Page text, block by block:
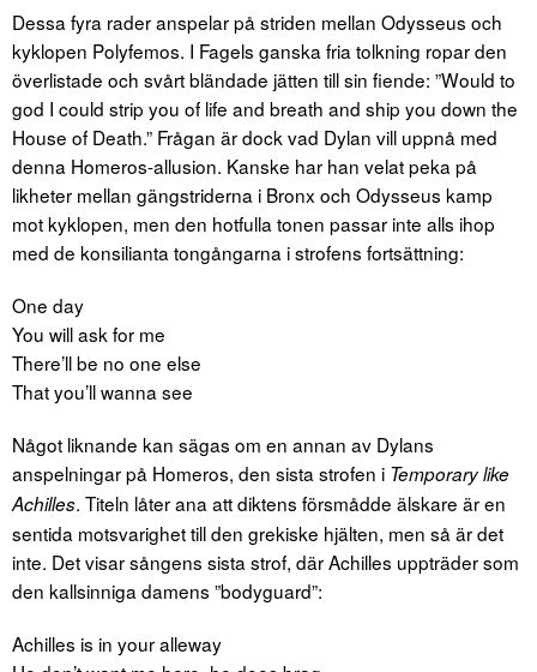
Dessa fyra rader anspelar på striden mellan Odysseus och
kyklopen Polyfemos. I Fagels ganska fria tolkning ropar den
överlistade och svårt bländade jätten till sin fiende: ”Would to
god I could strip you of life and breath and ship you down the
House of Death.” Frågan är dock vad Dylan vill uppnå med
denna Homeros-allusion. Kanske har han velat peka på
likheter mellan gängstriderna i Bronx och Odysseus kamp
mot kyklopen, men den hotfulla tonen passar inte alls ihop
med de konsilianta tongångarna i strofens fortsättning:
One day
You will ask for me
There’ll be no one else
That you’ll wanna see
Något liknande kan sägas om en annan av Dylans
anspelningar på Homeros, den sista strofen i Temporary like
Achilles. Titeln låter ana att diktens försmådde älskare är en
sentida motsvarighet till den grekiske hjälten, men så är det
inte. Det visar sångens sista strof, där Achilles uppträder som
den kallsinniga damens ”bodyguard”:
Achilles is in your alleway